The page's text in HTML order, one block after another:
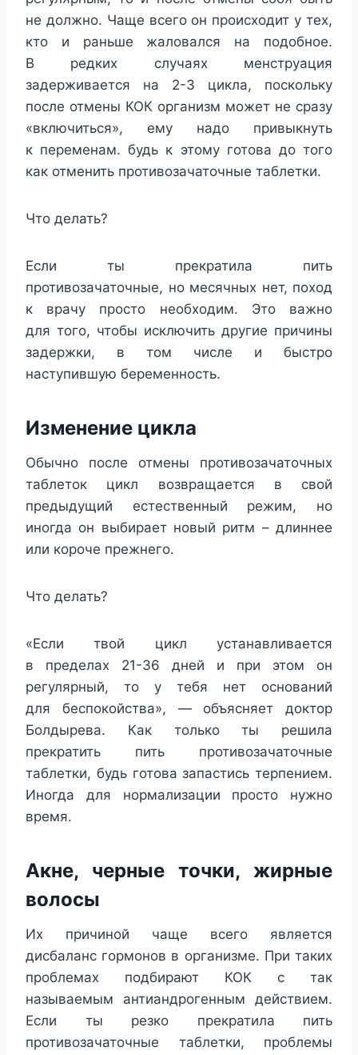
не должно. Чаще всего он происходит у тех,
кто и раньше жаловался на подобное.
В редких случаях менструация
задерживается на 2-3 цикла, поскольку
после отмены КОК организм может не сразу
«включиться», ему надо привыкнуть
к переменам. будь к этому готова до того
как отменить противозачаточные таблетки.
Что делать?
Если ты прекратила пить
противозачаточные, но месячных нет, поход
к врачу просто необходим. Это важно
для того, чтобы исключить другие причины
задержки, в том числе и быстро
наступившую беременность.
Изменение цикла
Обычно после отмены противозачаточных
таблеток цикл возвращается в свой
предыдущий естественный режим, но
иногда он выбирает новый ритм – длиннее
или короче прежнего.
Что делать?
«Если твой цикл устанавливается
в пределах 21-36 дней и при этом он
регулярный, то у тебя нет оснований
для беспокойства», — объясняет доктор
Болдырева. Как только ты решила
прекратить пить противозачаточные
таблетки, будь готова запастись терпением.
Иногда для нормализации просто нужно
время.
Акне, черные точки, жирные
волосы
Их причиной чаще всего является
дисбаланс гормонов в организме. При таких
проблемах подбирают КОК с так
называемым антиандрогенным действием.
Если ты резко прекратила пить
противозачаточные таблетки, проблемы